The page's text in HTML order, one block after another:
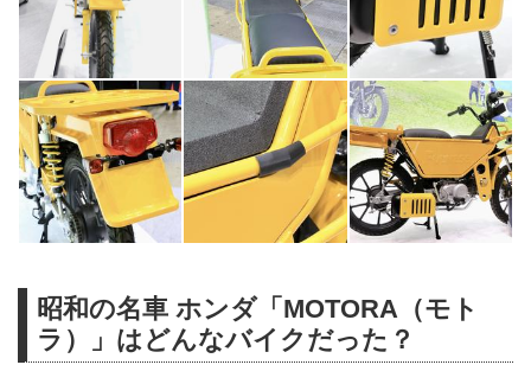
昭和の名車 ホンダ「MOTORA（モト
ラ）」はどんなバイクだった？